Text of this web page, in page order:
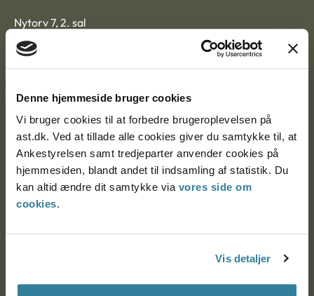
Denne hjemmeside bruger cookies
Vi bruger cookies til at forbedre brugeroplevelsen på
ast.dk. Ved at tillade alle cookies giver du samtykke til, at
Ankestyrelsen samt tredjeparter anvender cookies på
hjemmesiden, blandt andet til indsamling af statistik. Du
kan altid ændre dit samtykke via vores side om
cookies.
Vis detaljer
Nytorv 7, 2. sal
9000 Aalborg
Ankestyrelsen Aalborg
Ankestyrelsen København
EAN: 57 98 000 35 48 21
CVR: 1007 4002